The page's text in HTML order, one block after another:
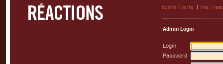
écrire / write | lire /
Admin Login
Login
Password